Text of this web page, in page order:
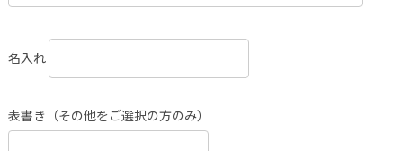
名入れ
表書き（その他をご選択の方のみ）